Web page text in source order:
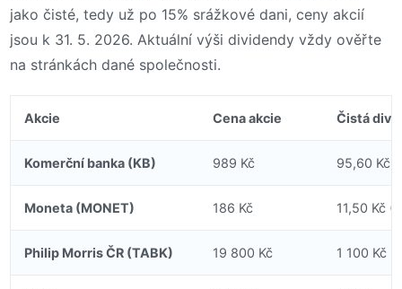
jako čisté, tedy už po 15% srážkové dani, ceny akcií
jsou k 31. 5. 2026. Aktuální výši dividendy vždy ověřte
na stránkách dané společnosti.
Akcie Cena akcie Čistá
Komerční banka (KB) 989 Kč 95,60 Kč
Moneta (MONET) 186 Kč 11,50 Kč
Philip Morris ČR (TABK) 19 800 Kč 1 100 Kč